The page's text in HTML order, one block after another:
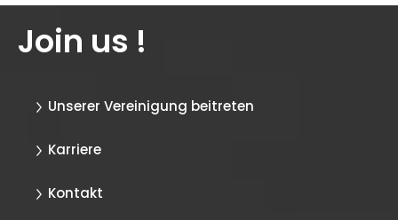
Join us !
Unserer Vereinigung beitreten
Karriere
Kontakt